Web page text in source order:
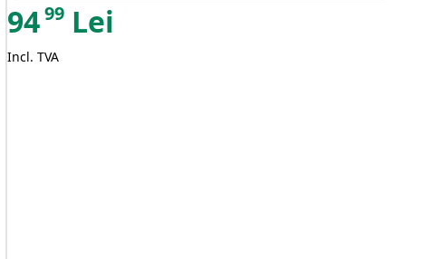
9499 Lei
Incl. TVA